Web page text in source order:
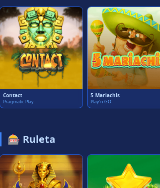
Contact
Pragmatic Play
5 Mariachis
Play'n GO
🎰 Ruleta